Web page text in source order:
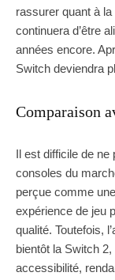
rassurer quant à
continuera d’être
années encore.
Switch deviendra
Comparaison
Il est difficile de ne
consoles du
perçue comme
expérience de jeu
qualité. Toutefois,
bientôt la Switch
accessibilité,